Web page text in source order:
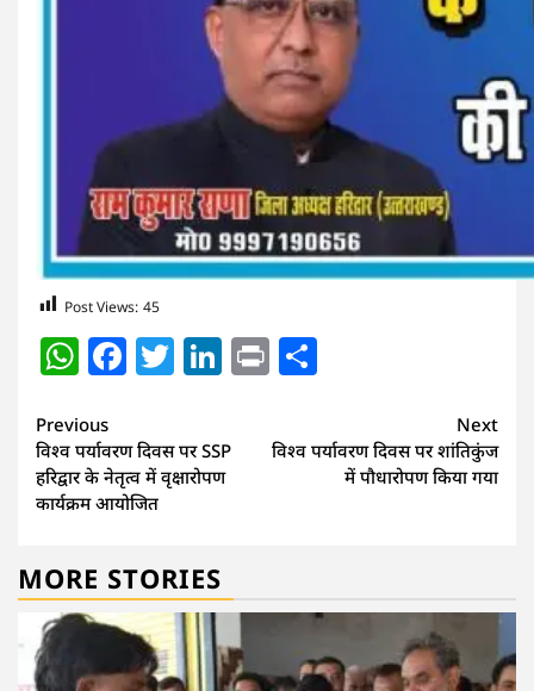
Post Views: 45
WhatsApp
Facebook
Twitter
LinkedIn
Print
Continue
Reading
Previous
विश्व पर्यावरण दिवस पर SSP
हरिद्वार के नेतृत्व में वृक्षारोपण
कार्यक्रम आयोजित
Next
विश्व पर्यावरण दिवस पर शांतिकुंज
में पौधारोपण किया गया
MORE STORIES